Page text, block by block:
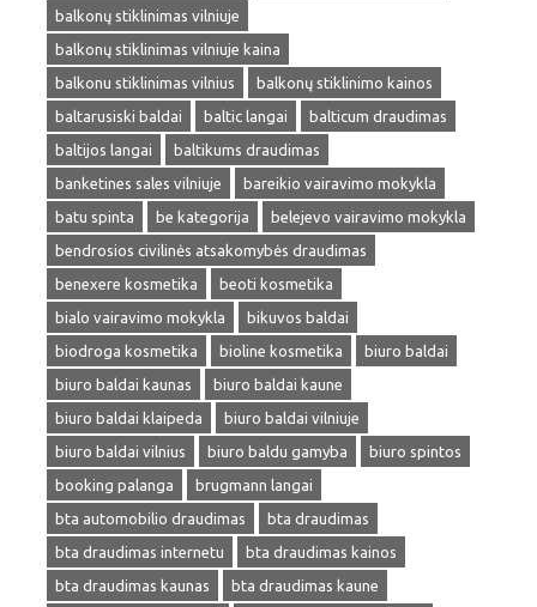
balkonų stiklinimas vilniuje
balkonų stiklinimas vilniuje kaina
balkonu stiklinimas vilnius
balkonų stiklinimo kainos
baltarusiski baldai
baltic langai
balticum draudimas
baltijos langai
baltikums draudimas
banketines sales vilniuje
bareikio vairavimo mokykla
batu spinta
be kategorija
belejevo vairavimo mokykla
bendrosios civilinės atsakomybės draudimas
benexere kosmetika
beoti kosmetika
bialo vairavimo mokykla
bikuvos baldai
biodroga kosmetika
bioline kosmetika
biuro baldai
biuro baldai kaunas
biuro baldai kaune
biuro baldai klaipeda
biuro baldai vilniuje
biuro baldai vilnius
biuro baldu gamyba
biuro spintos
booking palanga
brugmann langai
bta automobilio draudimas
bta draudimas
bta draudimas internetu
bta draudimas kainos
bta draudimas kaunas
bta draudimas kaune